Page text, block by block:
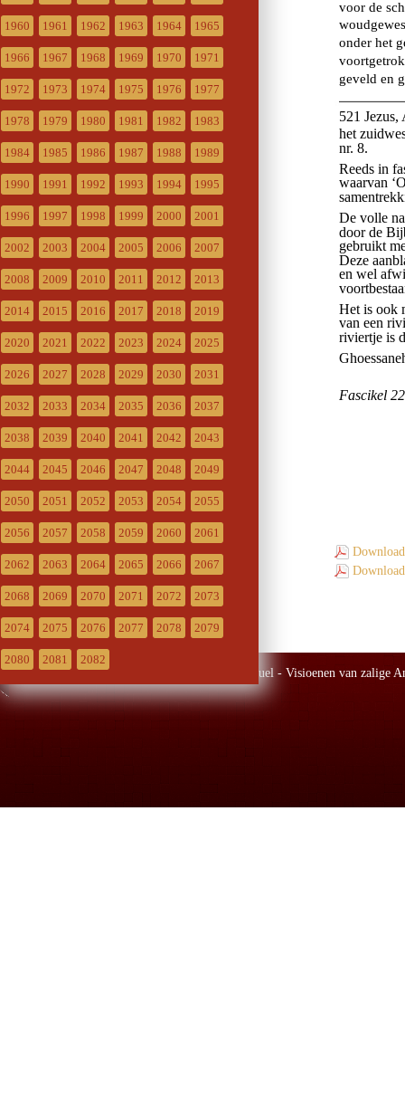
1960 1961 1962 1963 1964 1965
1966 1967 1968 1969 1970 1971
1972 1973 1974 1975 1976 1977
1978 1979 1980 1981 1982 1983
1984 1985 1986 1987 1988 1989
1990 1991 1992 1993 1994 1995
1996 1997 1998 1999 2000 2001
2002 2003 2004 2005 2006 2007
2008 2009 2010 2011 2012 2013
2014 2015 2016 2017 2018 2019
2020 2021 2022 2023 2024 2025
2026 2027 2028 2029 2030 2031
2032 2033 2034 2035 2036 2037
2038 2039 2040 2041 2042 2043
2044 2045 2046 2047 2048 2049
2050 2051 2052 2053 2054 2055
2056 2057 2058 2059 2060 2061
2062 2063 2064 2065 2066 2067
2068 2069 2070 2071 2072 2073
2074 2075 2076 2077 2078 2079
2080 2081 2082
© emmerick.be - Emmanuel - Visioenen van zalige